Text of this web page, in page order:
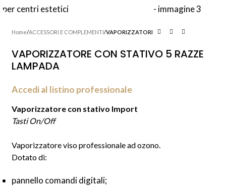
Home ACCESSORI E COMPLEMENTI VAPORIZZATORI
VAPORIZZATORE CON STATIVO 5 RAZZE
LAMPADA
Accedi al listino professionale
Vaporizzatore con stativo Import
Tasti On/Off
Vaporizzatore viso professionale ad ozono.
Dotato di:
pannello comandi digitali;